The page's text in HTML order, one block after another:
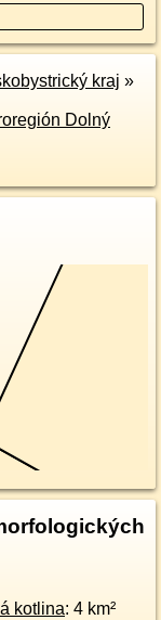
kraj »
Dolný
kotlina: 4 km²